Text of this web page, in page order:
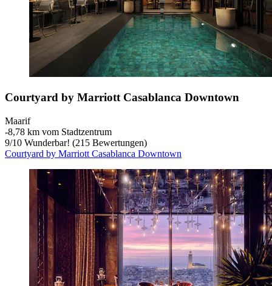
Courtyard by Marriott Casablanca Downtown
Maarif
‐8,78 km vom Stadtzentrum
9/10 Wunderbar! (215 Bewertungen)
Courtyard by Marriott Casablanca Downtown